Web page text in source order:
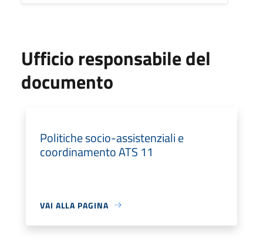
Ufficio responsabile del
documento
Politiche socio-assistenziali e
coordinamento ATS 11
VAI ALLA PAGINA